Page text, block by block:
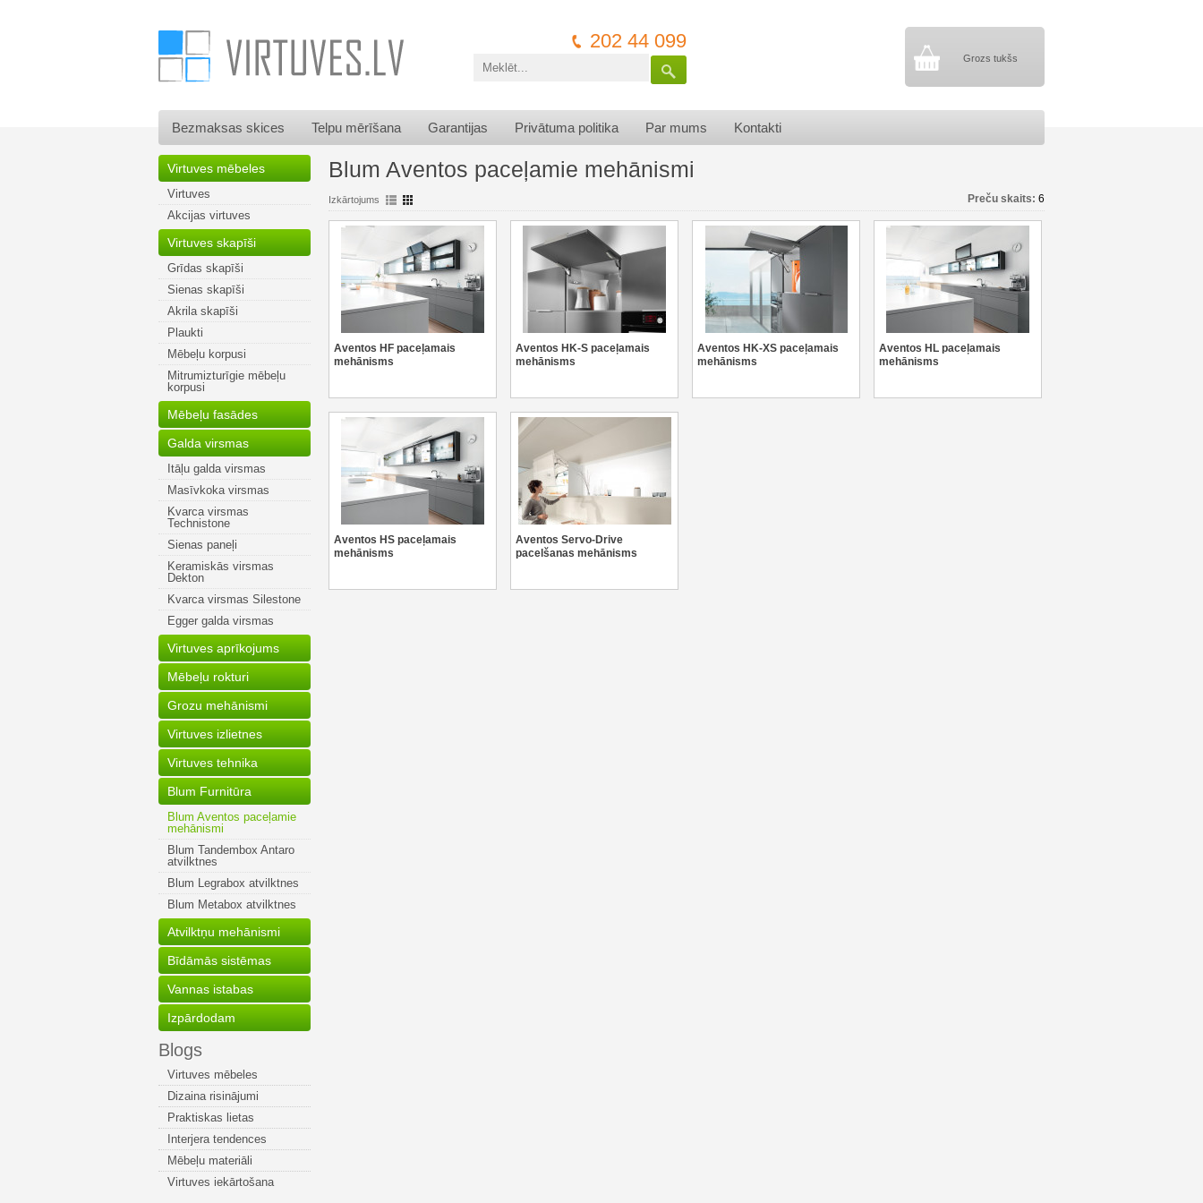
Grozs tukšs
202 44 099
Bezmaksas skices Telpu mērīšana Garantijas Privātuma politika Par mums Kontakti
Virtuves mēbeles
Virtuves
Akcijas virtuves
Virtuves skapīši
Grīdas skapīši
Sienas skapīši
Akrila skapīši
Plaukti
Mēbeļu korpusi
Mitrumizturīgie mēbeļu
korpusi
Mēbeļu fasādes
Galda virsmas
Itāļu galda virsmas
Masīvkoka virsmas
Kvarca virsmas
Technistone
Sienas paneļi
Keramiskās virsmas
Dekton
Kvarca virsmas Silestone
Egger galda virsmas
Virtuves aprīkojums
Mēbeļu rokturi
Grozu mehānismi
Virtuves izlietnes
Virtuves tehnika
Blum Furnitūra
Blum Aventos paceļamie
mehānismi
Blum Tandembox Antaro
atvilktnes
Blum Legrabox atvilktnes
Blum Metabox atvilktnes
Atvilktņu mehānismi
Bīdāmās sistēmas
Vannas istabas
Izpārdodam
Blogs
Virtuves mēbeles
Dizaina risinājumi
Praktiskas lietas
Interjera tendences
Mēbeļu materiāli
Virtuves iekārtošana
Blum Aventos paceļamie mehānismi
Preču skaits: 6
Izkārtojums
Aventos HF paceļamais
mehānisms
Aventos HK-S paceļamais
mehānisms
Aventos HK-XS paceļamais
mehānisms
Aventos HL paceļamais
mehānisms
Aventos HS paceļamais
mehānisms
Aventos Servo-Drive
pacelšanas mehānisms